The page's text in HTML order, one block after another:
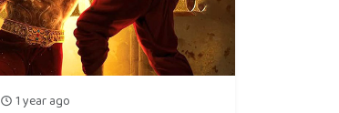
1 year ago